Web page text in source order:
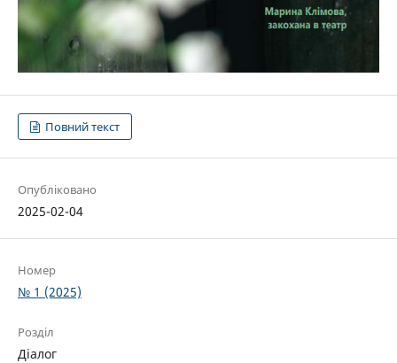
Повний текст
Опубліковано
2025-02-04
Номер
№ 1 (2025)
Розділ
Діалог